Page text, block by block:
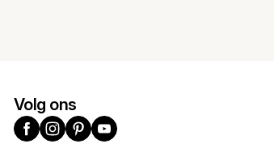
Volg ons
Facebook
Instagram
PinterestYouTube